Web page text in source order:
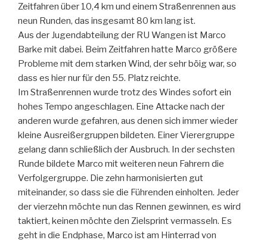
Zeitfahren über 10,4 km und einem Straßenrennen aus
neun Runden, das insgesamt 80 km lang ist.
Aus der Jugendabteilung der RU Wangen ist Marco
Barke mit dabei. Beim Zeitfahren hatte Marco größere
Probleme mit dem starken Wind, der sehr böig war, so
dass es hier nur für den 55. Platz reichte.
Im Straßenrennen wurde trotz des Windes sofort ein
hohes Tempo angeschlagen. Eine Attacke nach der
anderen wurde gefahren, aus denen sich immer wieder
kleine Ausreißergruppen bildeten. Einer Vierergruppe
gelang dann schließlich der Ausbruch. In der sechsten
Runde bildete Marco mit weiteren neun Fahrern die
Verfolgergruppe. Die zehn harmonisierten gut
miteinander, so dass sie die Führenden einholten. Jeder
der vierzehn möchte nun das Rennen gewinnen, es wird
taktiert, keinen möchte den Zielsprint vermasseln. Es
geht in die Endphase, Marco ist am Hinterrad von